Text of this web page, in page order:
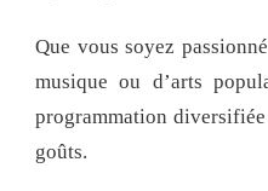
Que vous soyez
musique ou d’arts
programmation
goûts.